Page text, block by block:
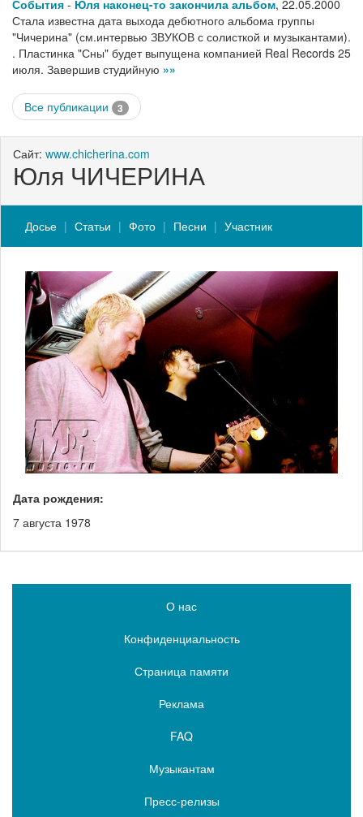
События - Юля наконец-то закончила альбом, 22.05.2000
Стала известна дата выхода дебютного альбома группы
"Чичерина" (см.интервью ЗВУКОВ с солисткой и музыкантами).
. Пластинка "Сны" будет выпущена компанией Real Records 25
июля. Завершив студийную »»
Все публикации 3
Сайт: www.chicherina.com
Юля ЧИЧЕРИНА
Досье Статьи Фото Песни Участник
Дата рождения:
7 августа 1978
О нас
Конфиденциальность
Страница памяти
Реклама
FAQ
Музыкантам
Пресс-релизы